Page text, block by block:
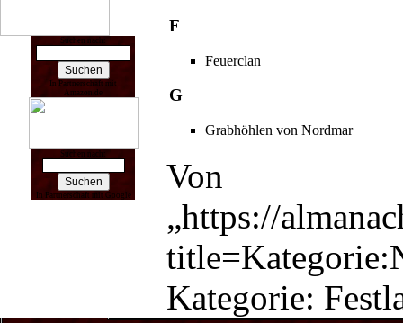
Suchen nach:
In Partnerschaft mit
Amazon.de
Suchen nach:
In Partnerschaft mit Google
F
Feuerclan
G
Grabhöhlen von Nordmar
Von
„https://
Kategorie: